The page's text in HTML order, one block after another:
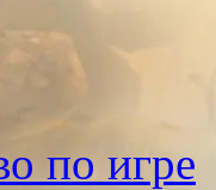
по игре